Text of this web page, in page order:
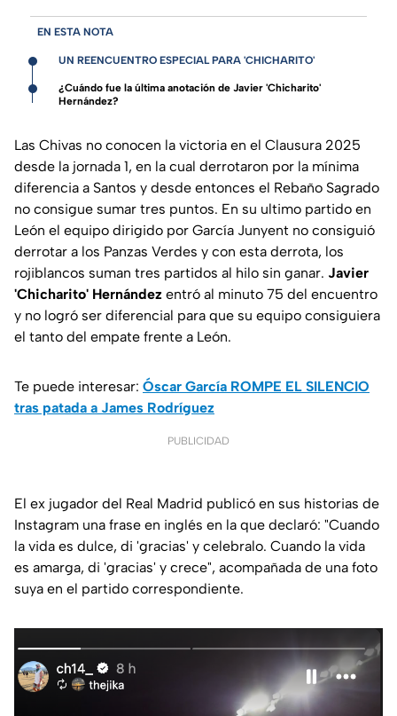
EN ESTA NOTA
UN REENCUENTRO ESPECIAL PARA 'CHICHARITO'
¿Cuándo fue la última anotación de Javier 'Chicharito'
Hernández?
Las Chivas no conocen la victoria en el Clausura 2025
desde la jornada 1, en la cual derrotaron por la mínima
diferencia a Santos y desde entonces el Rebaño Sagrado
no consigue sumar tres puntos. En su ultimo partido en
León el equipo dirigido por García Junyent no consiguió
derrotar a los Panzas Verdes y con esta derrota, los
rojiblancos suman tres partidos al hilo sin ganar. Javier
'Chicharito' Hernández entró al minuto 75 del encuentro
y no logró ser diferencial para que su equipo consiguiera
el tanto del empate frente a León.
Te puede interesar: Óscar García ROMPE EL SILENCIO
tras patada a James Rodríguez
PUBLICIDAD
El ex jugador del Real Madrid publicó en sus historias de
Instagram una frase en inglés en la que declaró: "Cuando
la vida es dulce, di 'gracias' y celebralo. Cuando la vida
es amarga, di 'gracias' y crece", acompañada de una foto
suya en el partido correspondiente.